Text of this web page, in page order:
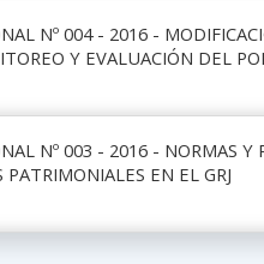
Nº 004 - 2016 -
Y EVALUACIÓN DEL
Nº 003 - 2016 - NORMAS
PATRIMONIALES EN EL GRJ